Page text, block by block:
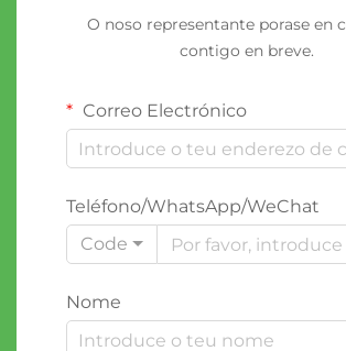
O noso representante porase en
contigo en breve.
Correo Electrónico
Teléfono/WhatsApp/WeChat
Code
Nome